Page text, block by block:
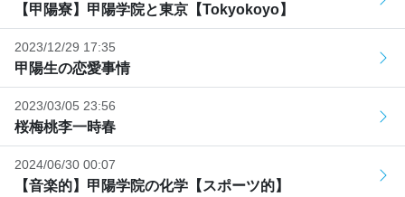
【甲陽寮】甲陽学院と東京【Tokyokoyo】
2023/12/29 17:35
甲陽生の恋愛事情
2023/03/05 23:56
桜梅桃李一時春
2024/06/30 00:07
【音楽的】甲陽学院の化学【スポーツ的】